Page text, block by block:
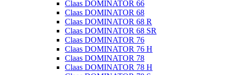
Claas DOMINATOR 66
Claas DOMINATOR 68
Claas DOMINATOR 68 R
Claas DOMINATOR 68 SR
Claas DOMINATOR 76
Claas DOMINATOR 76 H
Claas DOMINATOR 78
Claas DOMINATOR 78 H